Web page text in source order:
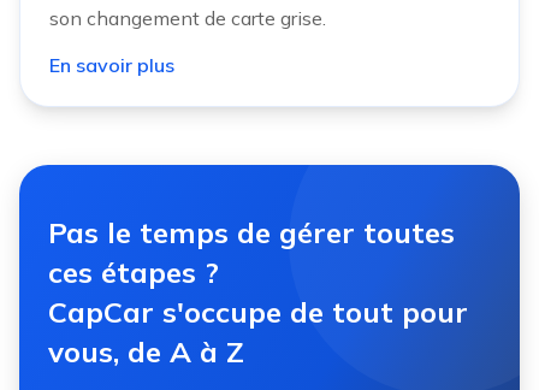
son changement de carte grise.
En savoir plus
Pas le temps de gérer toutes
ces étapes ?
CapCar s'occupe de tout pour
vous, de A à Z